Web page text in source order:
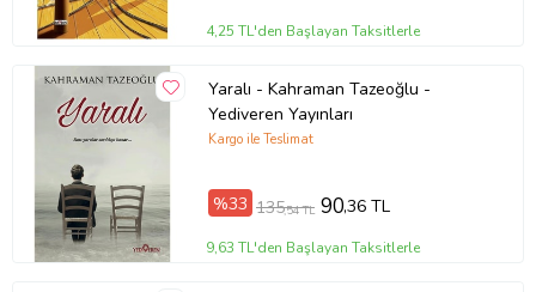
4,25 TL'den Başlayan Taksitlerle
Yaralı - Kahraman Tazeoğlu -
Yediveren Yayınları
Kargo ile Teslimat
%33 135,54 TL 90,36 TL
9,63 TL'den Başlayan Taksitlerle